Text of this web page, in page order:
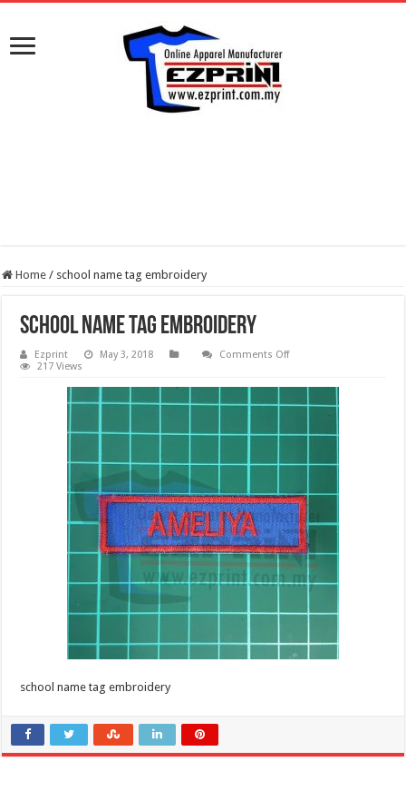
Home / school name tag embroidery
school name tag embroidery
Ezprint May 3, 2018 Comments Offon
tag
embroidery
217 Views
school name tag embroidery